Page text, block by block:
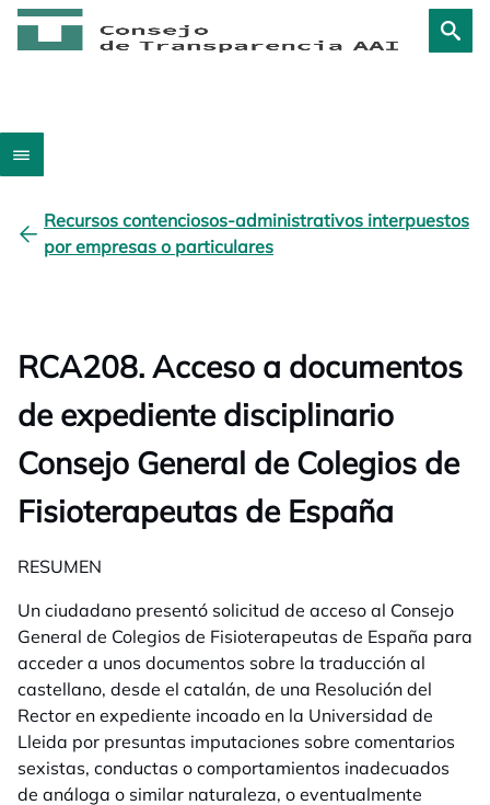
Recursos contenciosos-administrativos interpuestos
por empresas o particulares
RCA208. Acceso a documentos
de expediente disciplinario
Consejo General de Colegios de
Fisioterapeutas de España
RESUMEN
Un ciudadano presentó solicitud de acceso al Consejo
General de Colegios de Fisioterapeutas de España para
acceder a unos documentos sobre la traducción al
castellano, desde el catalán, de una Resolución del
Rector en expediente incoado en la Universidad de
Lleida por presuntas imputaciones sobre comentarios
sexistas, conductas o comportamientos inadecuados
de análoga o similar naturaleza, o eventualmente